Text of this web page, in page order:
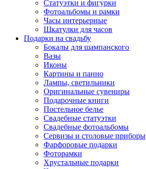
Статуэтки и фигурки
Фотоальбомы и рамки
Часы интерьерные
Шкатулки для часов
Подарки на свадьбу
Бокалы для шампанского
Вазы
Иконы
Картины и панно
Лампы, светильники
Оригинальные сувениры
Подарочные книги
Постельное белье
Свадебные статуэтки
Свадебные фотоальбомы
Сервизы и столовые приборы
Фарфоровые подарки
Фоторамки
Хрустальные подарки